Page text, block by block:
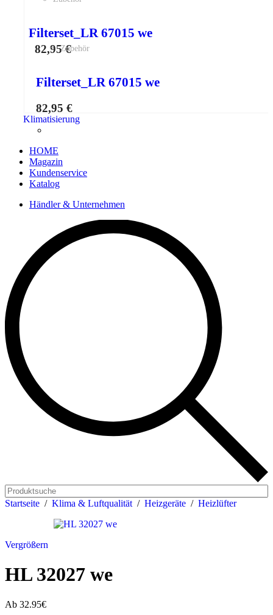
Filterset_LR 67015 we
82,95€
Zubehör
Filterset_LR 67015 we
82,95€
Klimatisierung
HOME
Magazin
Kundenservice
Katalog
Händler & Unternehmen
Products
search
Startseite / Klima & Luftqualität / Heizgeräte / Heizlüfter
Vergrößern
HL 32027 we
Ab 32.95€